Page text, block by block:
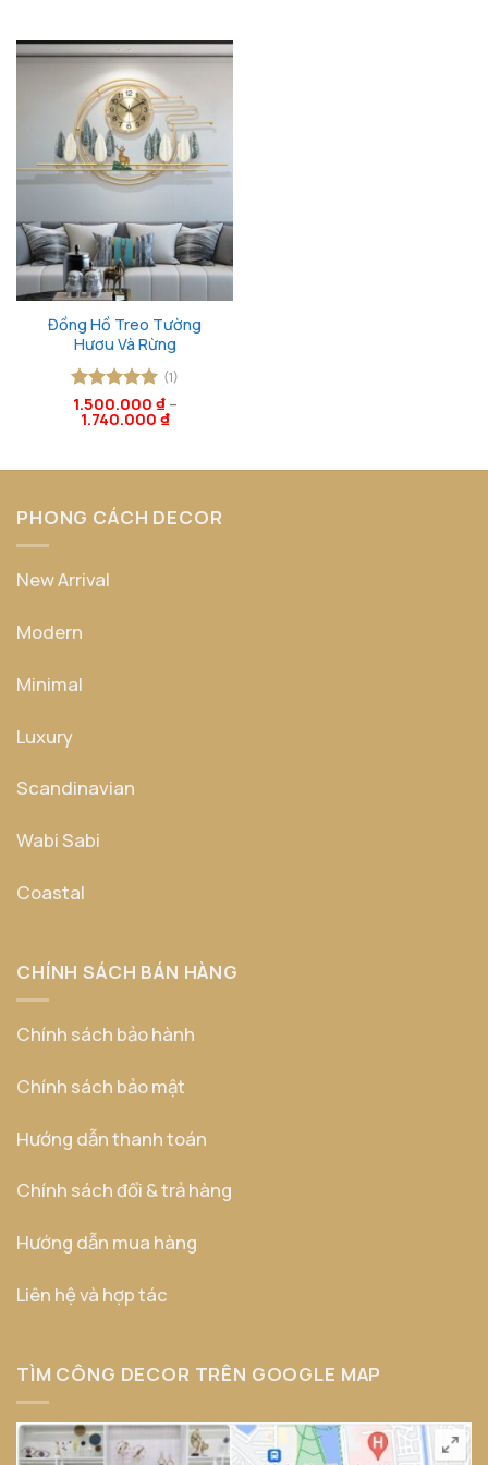
Đồng Hồ Treo Tường
Hươu Và Rừng
Được xếp
hạng55
(1)
1.500.000 ₫–
1.740.000 ₫
PHONG CÁCH DECOR
New Arrival
Modern
Minimal
Luxury
Scandinavian
Wabi Sabi
Coastal
CHÍNH SÁCH BÁN HÀNG
Chính sách bảo hành
Chính sách bảo mật
Hướng dẫn thanh toán
Chính sách đổi & trả hàng
Hướng dẫn mua hàng
Liên hệ và hợp tác
TÌM CÔNG DECOR TRÊN GOOGLE MAP